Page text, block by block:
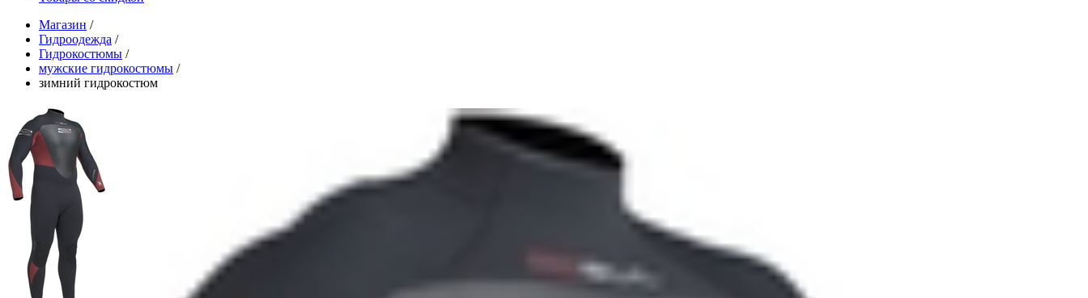
Магазин /
Гидроодежда /
Гидрокостюмы /
мужские гидрокостюмы /
зимний гидрокостюм